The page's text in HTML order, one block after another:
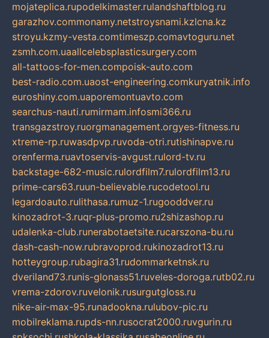
mojateplica.rupodelkimaster.rulandshaftblog.ru
garazhov.commonamy.netstroysnami.kzlcna.kz
stroyu.kzmy-vesta.comtimeszp.comavtoguru.net
zsmh.com.uaallcelebsplasticsurgery.com
all-tattoos-for-men.compoisk-auto.com
best-radio.com.uaost-engineering.comkuryatnik.info
euroshiny.com.uaporemontuavto.com
searchus-nauti.rumirmam.infosmi366.ru
transgazstroy.ruorgmanagement.orgyes-fitness.ru
xtreme-rp.ruwasdpvp.ruvoda-otri.rutishinapve.ru
orenferma.ruavtoservis-avgust.rulord-tv.ru
backstage-682-music.rulordfilm7.rulordfilm13.ru
prime-cars63.ruun-believable.rucodetool.ru
legardoauto.rulithasa.rumuz-1.rugooddver.ru
kinozadrot-3.ruqr-plus-promo.ru2shizashop.ru
udalenka-club.runerabotaetsite.rucarszona-bu.ru
dash-cash-now.rubravoprod.rukinozadrot13.ru
hotteygroup.rubagira31.rudommarketnsk.ru
dveriland73.runis-glonass51.ruveles-doroga.rutb02.ru
vrema-zdorov.ruvelonik.rusurgutgloss.ru
nike-air-max-95.runadookna.rulubov-pic.ru
mobilreklama.rupds-nn.rusocrat2000.ruvgurin.ru